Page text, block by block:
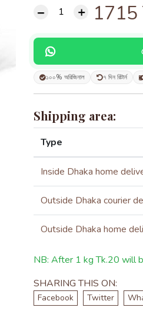
1715
১০০% অরিজিনাল ৭ দিন রিটার্ন
Shipping area:
Type
Inside Dhaka home
Outside Dhaka courier
Outside Dhaka home
NB: After 1 kg Tk.20 will
SHARING THIS ON:
Facebook Twitter